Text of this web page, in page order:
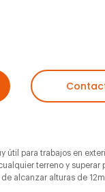
útil para trabajos en
terreno y superar
alcanzar alturas de